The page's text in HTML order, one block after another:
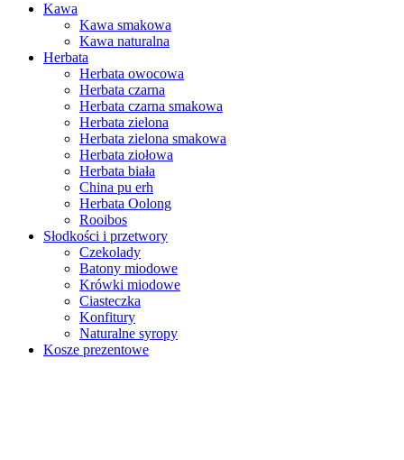
Kawa
Kawa smakowa
Kawa naturalna
Herbata
Herbata owocowa
Herbata czarna
Herbata czarna smakowa
Herbata zielona
Herbata zielona smakowa
Herbata ziołowa
Herbata biała
China pu erh
Herbata Oolong
Rooibos
Słodkości i przetwory
Czekolady
Batony miodowe
Krówki miodowe
Ciasteczka
Konfitury
Naturalne syropy
Kosze prezentowe